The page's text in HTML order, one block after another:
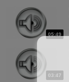
05:49
03:47